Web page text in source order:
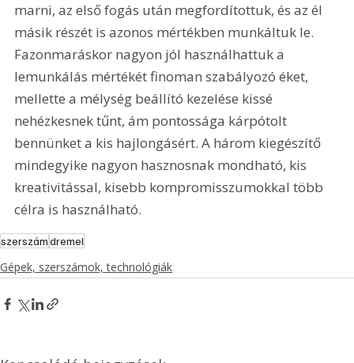
marni, az első fogás után megfordítottuk, és az él
másik részét is azonos mértékben munkáltuk le.
Fazonmaráskor nagyon jól használhattuk a
lemunkálás mértékét finoman szabályozó éket,
mellette a mélység beállító kezelése kissé
nehézkesnek tűnt, ám pontossága kárpótolt
bennünket a kis hajlongásért. A három kiegészítő
mindegyike nagyon hasznosnak mondható, kis
kreativitással, kisebb kompromisszumokkal több
célra is használható.
szerszámdremel
Gépek, szerszámok, technológiák